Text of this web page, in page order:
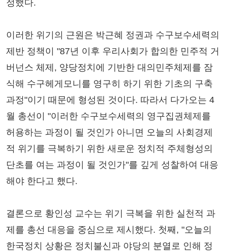
정했다.
이러한 위기의 근원은 박근혜 정권과 수구보수세력의
제반 정책이 "87년 이후 우리사회가 합의한 민주적 거
버넌스 체제, 양당정치에 기반한 대의민주체제를 잠
식해 수구헤게모니를 영구히 하기 위한 기초의 구축
과정"이기 때문에 형성된 것이다. 따라서 다가오는 4
월 총선이 "이러한 수구보수세력의 영구집권체제를
허용하는 과정이 될 것인가 아니면 오늘의 사회경제
적 위기를 극복하기 위한 새로운 정치적 주체형성의
단초를 여는 과정이 될 것인가"를 깊게 성찰하여 대응
해야 한다고 했다.
결론으로 황인성 교수는 위기 극복을 위한 실천적 과
제를 총선 대응을 중심으로 제시했다. 첫째, "오늘의
한국정치 상황은 정치불신과 야당의 분열로 인해 정